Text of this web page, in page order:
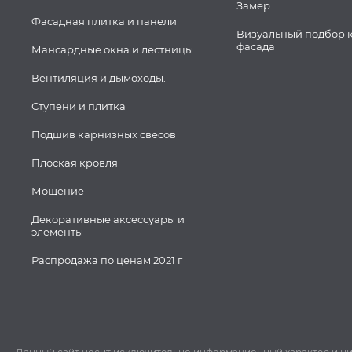
Фасадная плитка и панели
Мансардные окна и лестницы
Вентиляция и дымоходы.
Ступени и плитка
Подшив карнизных свесов
Плоская кровля
Мощение
Декоративные аксессуары и
элементы
Распродажа по ценам 2021 г
Замер
Визуальный подбор
фасада